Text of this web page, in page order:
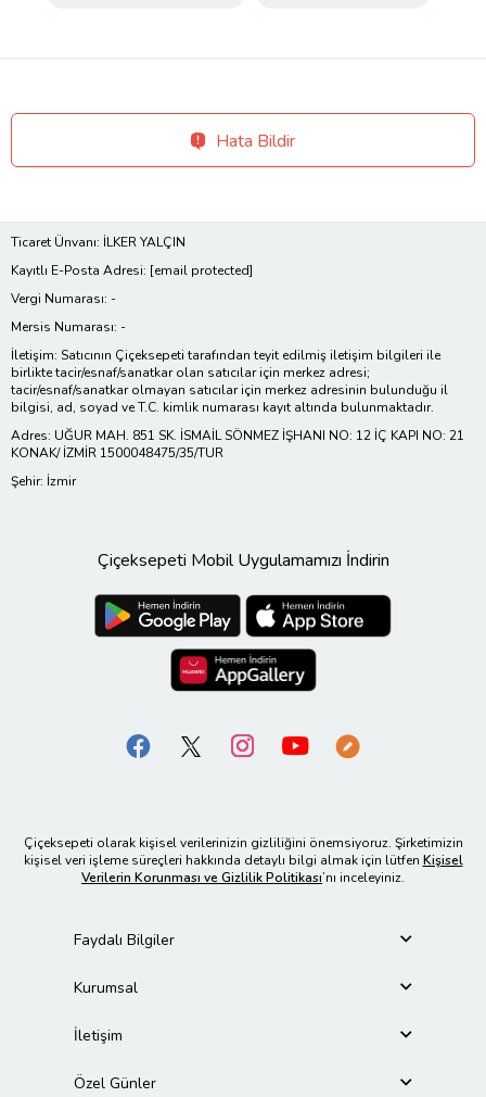
Hata Bildir
Ticaret Ünvanı: İLKER YALÇIN
Kayıtlı E-Posta Adresi: [email protected]
Vergi Numarası: -
Mersis Numarası: -
İletişim: Satıcının Çiçeksepeti tarafından teyit edilmiş iletişim bilgileri ile
birlikte tacir/esnaf/sanatkar olan satıcılar için merkez adresi;
tacir/esnaf/sanatkar olmayan satıcılar için merkez adresinin bulunduğu il
bilgisi, ad, soyad ve T.C. kimlik numarası kayıt altında bulunmaktadır.
Adres: UĞUR MAH. 851 SK. İSMAİL SÖNMEZ İŞHANI NO: 12 İÇ KAPI NO: 21
KONAK/ İZMİR 1500048475/35/TUR
Şehir: İzmir
Çiçeksepeti Mobil Uygulamamızı İndirin
Çiçeksepeti olarak kişisel verilerinizin gizliliğini önemsiyoruz. Şirketimizin
kişisel veri işleme süreçleri hakkında detaylı bilgi almak için lütfen Kişisel
Verilerin Korunması ve Gizlilik Politikası’nı inceleyiniz.
Faydalı Bilgiler
Kurumsal
İletişim
Özel Günler